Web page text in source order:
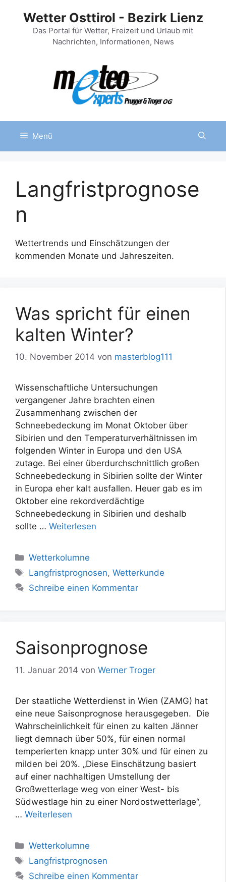
springen
Wetter Osttirol - Bezirk Lienz
Das Portal für Wetter, Freizeit und Urlaub mit
Nachrichten, Informationen, News
Menü
Langfristprognose
n
Wettertrends und Einschätzungen der
kommenden Monate und Jahreszeiten.
Was spricht für einen
kalten Winter?
10. November 2014 von masterblog111
Wissenschaftliche Untersuchungen
vergangener Jahre brachten einen
Zusammenhang zwischen der
Schneebedeckung im Monat Oktober über
Sibirien und den Temperaturverhältnissen im
folgenden Winter in Europa und den USA
zutage. Bei einer überdurchschnittlich großen
Schneebedeckung in Sibirien sollte der Winter
in Europa eher kalt ausfallen. Heuer gab es im
Oktober eine rekordverdächtige
Schneebedeckung in Sibirien und deshalb
sollte … Weiterlesen
Kategorien
Wetterkolumne
Schlagwörter
Langfristprognosen,Wetterkunde
Schreibe einen Kommentar
Saisonprognose
11. Januar 2014 von Werner Troger
Der staatliche Wetterdienst in Wien (ZAMG) hat
eine neue Saisonprognose herausgegeben. Die
Wahrscheinlichkeit für einen zu kalten Jänner
liegt demnach über 50%, für einen normal
temperierten knapp unter 30% und für einen zu
milden bei 20%. „Diese Einschätzung basiert
auf einer nachhaltigen Umstellung der
Großwetterlage weg von einer West- bis
Südwestlage hin zu einer Nordostwetterlage“,
… Weiterlesen
Kategorien
Wetterkolumne
Schlagwörter
Langfristprognosen
Schreibe einen Kommentar